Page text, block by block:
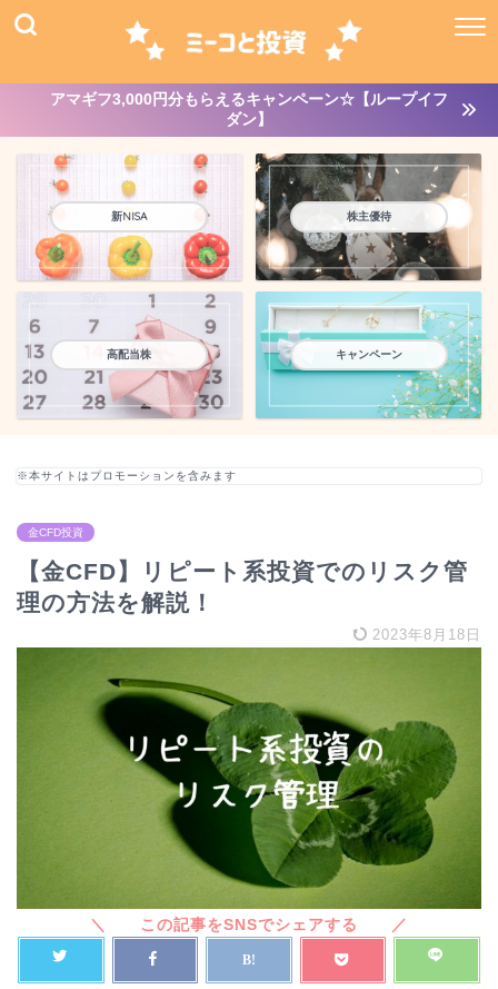
アマギフ3,000円分もらえるキャンペーン☆【ループイフ
ダン】
新NISA 株主優待
高配当株 キャンペーン
※本サイトはプロモーションを含みます
金CFD投資
【金CFD】リピート系投資でのリスク管
理の方法を解説！
2023年8月18日